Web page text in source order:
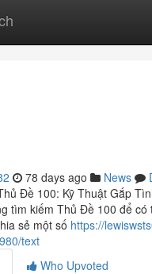
78 days ago News
Đề 100: Kỹ Thuật Gắp
tìm kiếm Thủ Đề 100 để có
sẻ một số https://
text
Who Upvoted